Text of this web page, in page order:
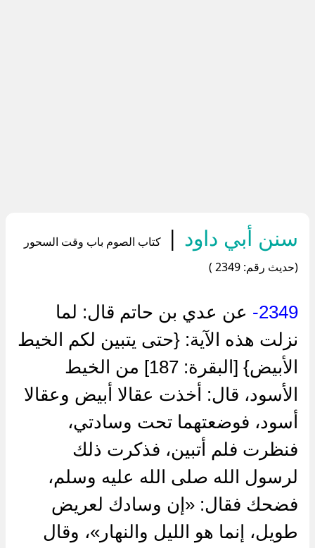
سنن أبي داود |
كتاب الصوم باب وقت السحور
(حديث رقم: 2349 )
2349-
عن عدي بن حاتم قال: لما
نزلت هذه الآية: {حتى يتبين لكم الخيط
الأبيض} [البقرة: 187] من الخيط
الأسود، قال: أخذت عقالا أبيض وعقالا
أسود، فوضعتهما تحت وسادتي،
فنظرت فلم أتبين، فذكرت ذلك
لرسول الله صلى الله عليه وسلم،
فضحك فقال: «إن وسادك لعريض
طويل، إنما هو الليل والنهار»، وقال